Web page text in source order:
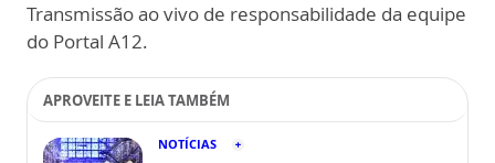
Transmissão ao vivo de responsabilidade da equipe
do Portal A12.
APROVEITE E LEIA TAMBÉM
NOTÍCIAS